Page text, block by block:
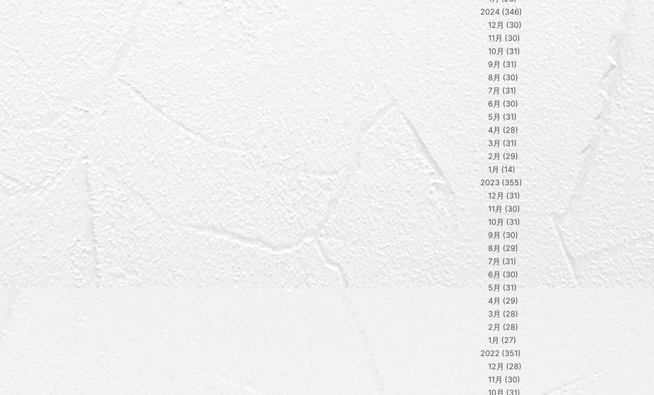
2024 346
12月 30
11月
30
10月
31
9月
31
8月
30
7月
31
6月
30
5月
31
4月
28
3月
31
2月
29
1月
14
2023 355
12月
31
11月
30
10月
31
9月
30
8月
29
7月
31
6月
30
5月
31
4月
29
3月
28
2月
28
1月
27
2022 351
12月
28
11月
30
10月
31